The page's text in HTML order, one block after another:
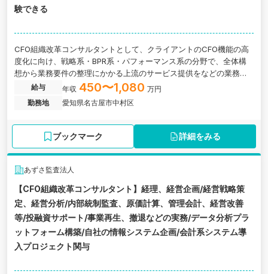
験できる
CFO組織改革コンサルタントとして、クライアントのCFO機能の高
度化に向け、戦略系・BPR系・パフォーマンス系の分野で、全体構
想から業務要件の整理にかかる上流のサービス提供をなどの業務に
関わっていただきます。愛知県名古屋市中村区にある監査法人の求
人です。
給与 年収 450〜1,080 万円
勤務地
愛知県名古屋市中村区
ブックマーク 詳細をみる
あずさ監査法人
【CFO組織改革コンサルタント】経理、経営企画/経営戦略策
定、経営分析/内部統制監査、原価計算、管理会計、経営改善
等/投融資サポート/事業再生、撤退などの実務/データ分析プラ
ットフォーム構築/自社の情報システム企画/会計系システム導
入プロジェクト関与